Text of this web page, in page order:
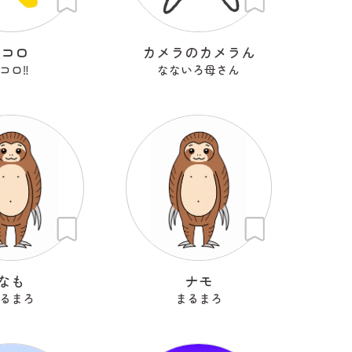
ロ
ロ‼︎
カメラのカメラん
なないろ母さん
も
まろ
ナモ
まるまろ